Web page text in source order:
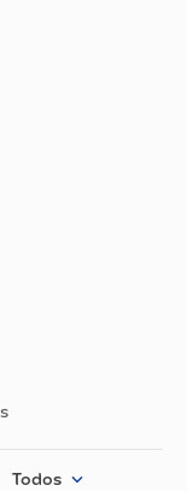
Todos